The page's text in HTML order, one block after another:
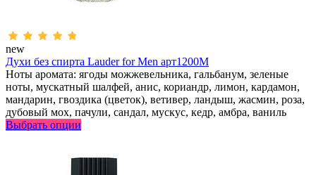
new
Духи без спирта Lauder for Men арт1200M
Ноты аромата: ягоды можжевельника, гальбанум, зеленые
ноты, мускатный шалфей, анис, кориандр, лимон, кардамон,
мандарин, гвоздика (цветок), ветивер, ландыш, жасмин, роза,
дубовый мох, пачули, сандал, мускус, кедр, амбра, ваниль
Выбрать опции